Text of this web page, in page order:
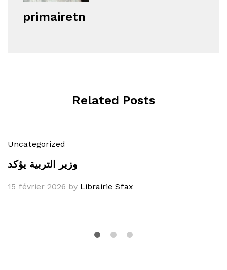
primairetn
Related Posts
Uncategorized
وزير التربية يؤكد
15 février 2026 by Librairie Sfax